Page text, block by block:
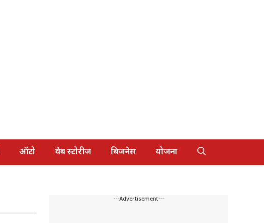
ऑटो वेब स्टोरीज बिजनेस योजना
---Advertisement---